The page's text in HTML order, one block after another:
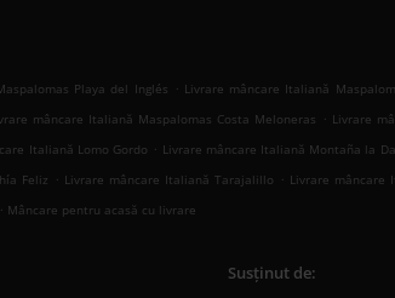
Playa del Inglés . Livrare mâncare Italiană
mâncare Italiană Maspalomas Costa Meloneras . Livrare
Italiană Lomo Gordo . Livrare mâncare Italiană Montaña la
Feliz . Livrare mâncare Italiană Tarajalillo . Livrare mâncare
. Mâncare pentru acasă cu livrare
Susținut de: